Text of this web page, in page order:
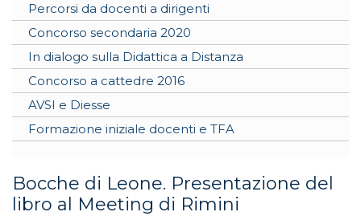
Percorsi da docenti a dirigenti
Concorso secondaria 2020
In dialogo sulla Didattica a Distanza
Concorso a cattedre 2016
AVSI e Diesse
Formazione iniziale docenti e TFA
Bocche di Leone. Presentazione del
libro al Meeting di Rimini